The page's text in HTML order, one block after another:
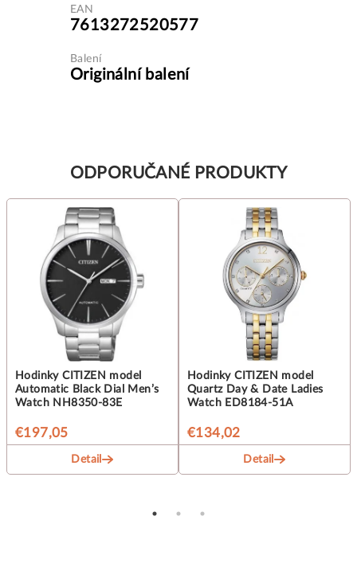
EAN
7613272520577
Balení
Originální balení
ODPORUČANÉ PRODUKTY
Hodinky CITIZEN model
Automatic Black Dial Men’s
Watch NH8350-83E
€197,05
Detail
Hodinky CITIZEN model
Quartz Day & Date Ladies
Watch ED8184-51A
€134,02
Detail